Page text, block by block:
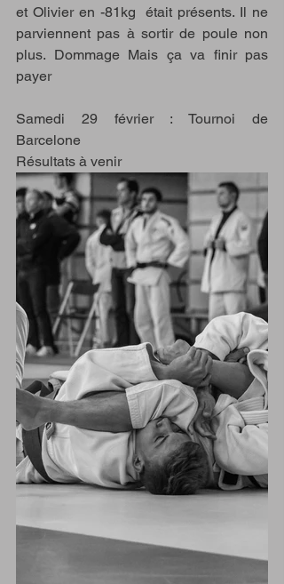
et Olivier en -81kg  était présents. Il ne
parviennent pas à sortir de poule non
plus. Dommage Mais ça va finir pas
payer
Samedi 29 février : Tournoi de
Barcelone
Résultats à venir